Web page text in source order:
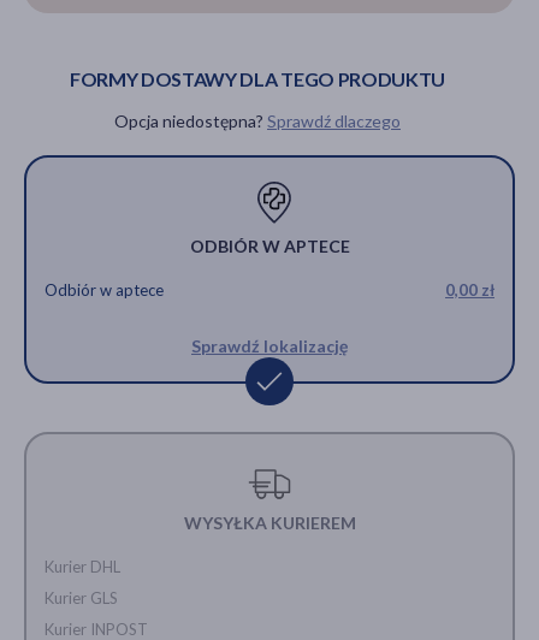
FORMY DOSTAWY DLA TEGO PRODUKTU
Opcja niedostępna? Sprawdź dlaczego
ODBIÓR W APTECE
Odbiór w aptece 0,00 zł
Sprawdź lokalizację
WYSYŁKA KURIEREM
Kurier DHL
Kurier GLS
Kurier INPOST